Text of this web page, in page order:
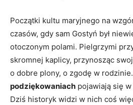
Początki kultu maryjnego na
czasów, gdy sam Gostyń był
otoczonym polami. Pielgrzymi
skromnej kaplicy, przynosząc
o dobre plony, o zgodę w
podziękowaniach pojawiają się
Dziś historyk widzi w nich coś